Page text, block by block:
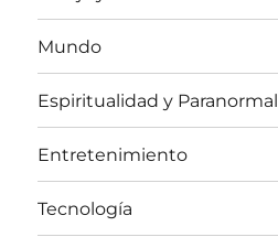
Mundo
Espiritualidad y Paranormal
Entretenimiento
Tecnología